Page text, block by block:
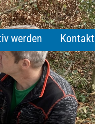
werden Kontakt